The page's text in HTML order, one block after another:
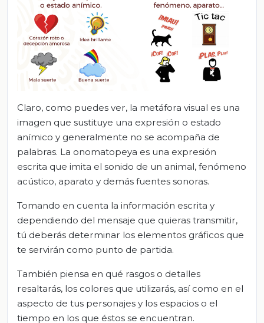
Claro, como puedes ver, la metáfora visual es una
imagen que sustituye una expresión o estado
anímico y generalmente no se acompaña de
palabras. La onomatopeya es una expresión
escrita que imita el sonido de un animal, fenómeno
acústico, aparato y demás fuentes sonoras.
Tomando en cuenta la información escrita y
dependiendo del mensaje que quieras transmitir,
tú deberás determinar los elementos gráficos que
te servirán como punto de partida.
También piensa en qué rasgos o detalles
resaltarás, los colores que utilizarás, así como en el
aspecto de tus personajes y los espacios o el
tiempo en los que éstos se encuentran.